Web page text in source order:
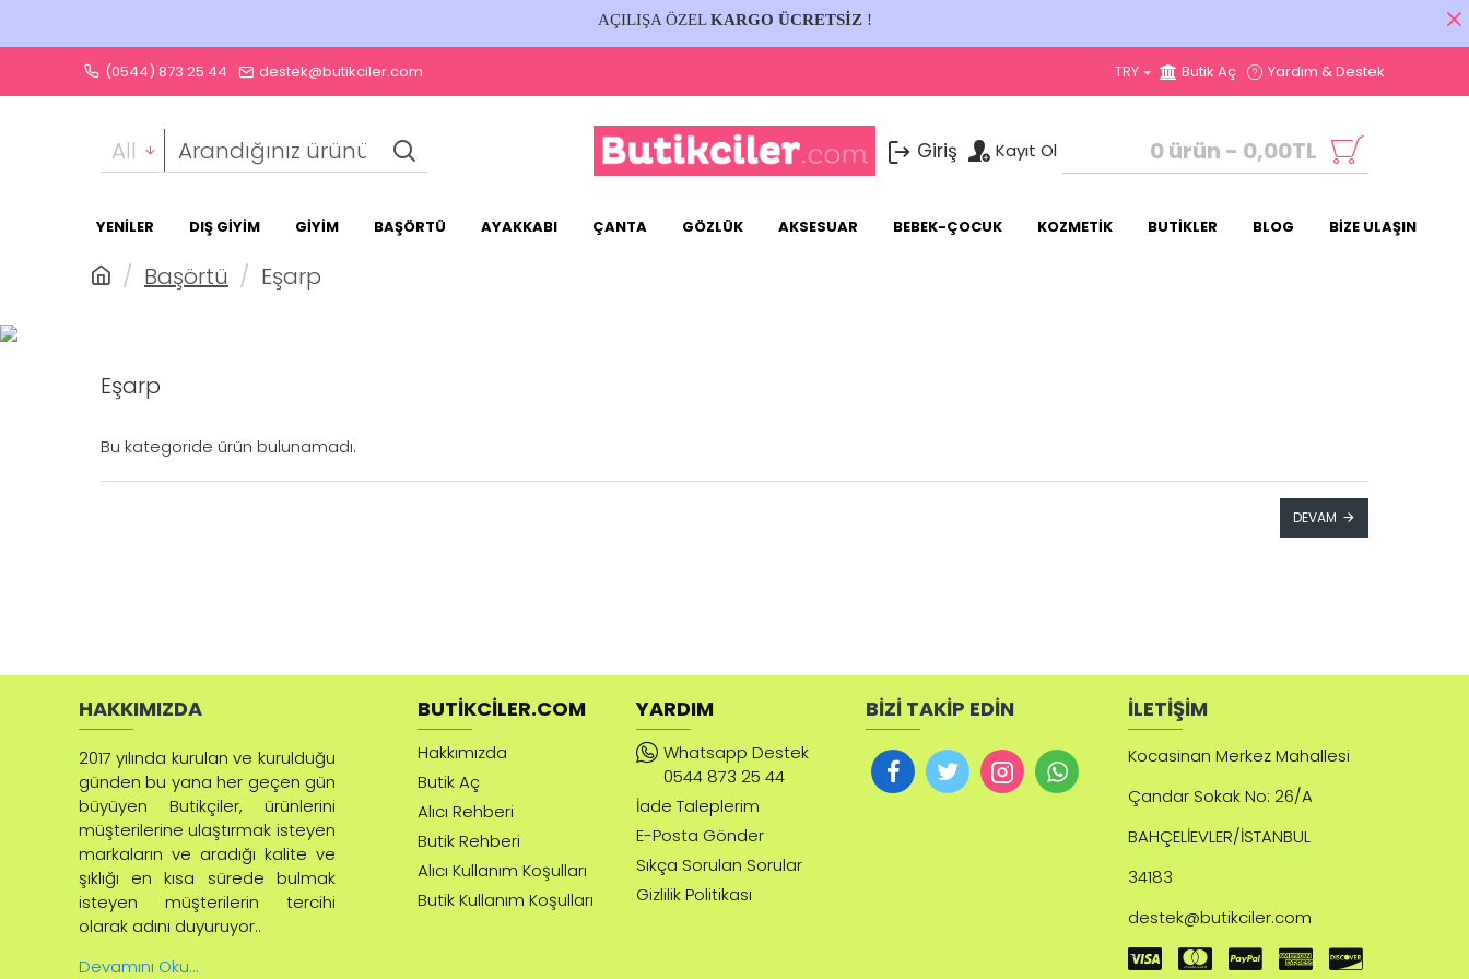
AÇILIŞA ÖZELKARGO ÜCRETSİZ!
(0544) 873 25 44 destek@butikciler.com TRY Butik Aç Yardım & Destek
All Giriş Kayıt Ol 0 ürün - 0,00TL
YENİLER DIŞ GİYİM GİYİM BAŞÖRTÜ AYAKKABI ÇANTA GÖZLÜK AKSESUAR BEBEK-ÇOCUK KOZMETİK BUTİKLER BLOG BİZE ULAŞIN
Başörtü Eşarp
Eşarp
Bu kategoride ürün bulunamadı.
DEVAM
HAKKIMIZDA
2017 yılında kurulan ve kurulduğu
günden bu yana her geçen gün
büyüyen Butikçiler, ürünlerini
müşterilerine ulaştırmak isteyen
markaların ve aradığı kalite ve
şıklığı en kısa sürede bulmak
isteyen müşterilerin tercihi
olarak adını duyuruyor..
Devamını Oku...
BUTIKCILER.COM
Hakkımızda
Butik Aç
Alıcı Rehberi
Butik Rehberi
Alıcı Kullanım Koşulları
Butik Kullanım Koşulları
YARDIM
Whatsapp Destek
0544 873 25 44
İade Taleplerim
E-Posta Gönder
Sıkça Sorulan Sorular
Gizlilik Politikası
BİZİ TAKİP EDİN İLETİŞİM
Kocasinan Merkez Mahallesi
Çandar Sokak No: 26/A
BAHÇELİEVLER/İSTANBUL
34183
destek@butikciler.com